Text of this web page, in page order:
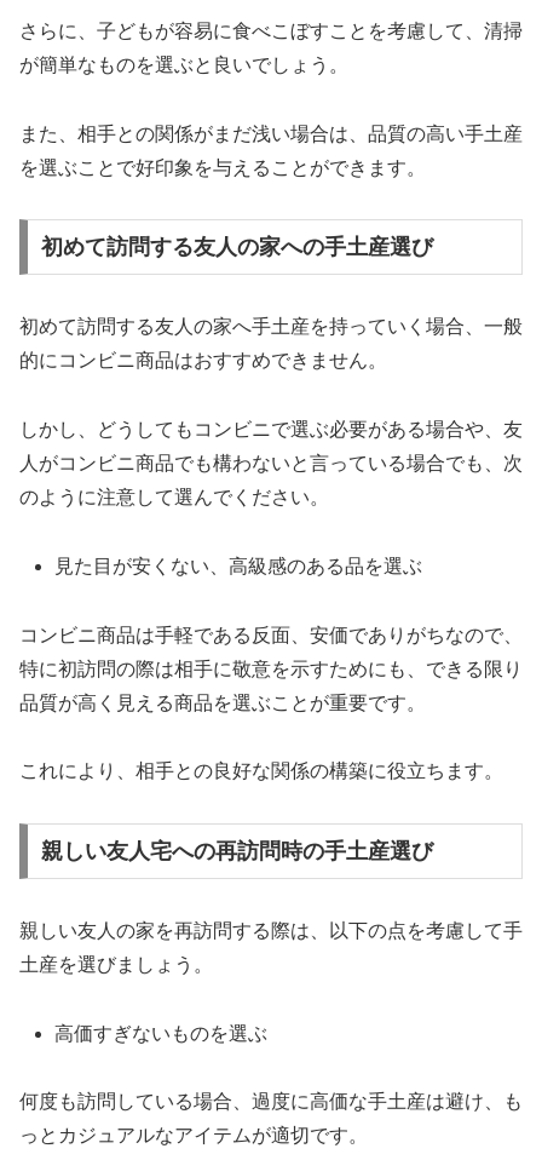
さらに、子どもが容易に食べこぼすことを考慮して、清掃
が簡単なものを選ぶと良いでしょう。
また、相手との関係がまだ浅い場合は、品質の高い手土産
を選ぶことで好印象を与えることができます。
初めて訪問する友人の家への手土産選び
初めて訪問する友人の家へ手土産を持っていく場合、一般
的にコンビニ商品はおすすめできません。
しかし、どうしてもコンビニで選ぶ必要がある場合や、友
人がコンビニ商品でも構わないと言っている場合でも、次
のように注意して選んでください。
見た目が安くない、高級感のある品を選ぶ
コンビニ商品は手軽である反面、安価でありがちなので、
特に初訪問の際は相手に敬意を示すためにも、できる限り
品質が高く見える商品を選ぶことが重要です。
これにより、相手との良好な関係の構築に役立ちます。
親しい友人宅への再訪問時の手土産選び
親しい友人の家を再訪問する際は、以下の点を考慮して手
土産を選びましょう。
高価すぎないものを選ぶ
何度も訪問している場合、過度に高価な手土産は避け、も
っとカジュアルなアイテムが適切です。